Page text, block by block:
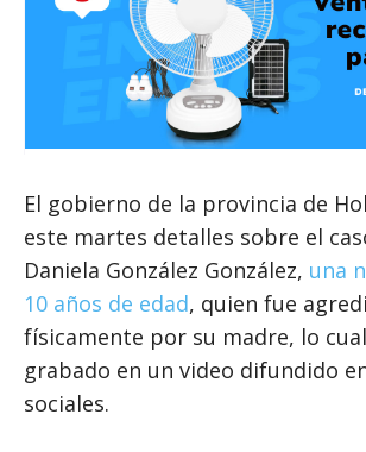
El gobierno de la provincia de
este martes detalles sobre el
Daniela González González, una
10 años de edad, quien fue
físicamente por su madre, lo
grabado en un video difundido
sociales.